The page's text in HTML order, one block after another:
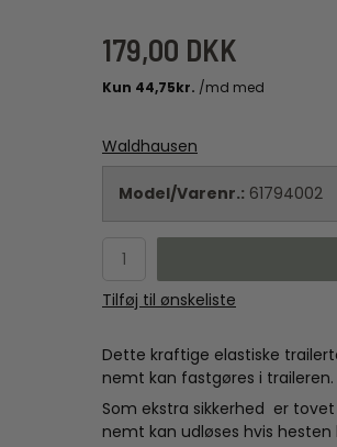
179,00 DKK
Waldhausen
Model/Varenr.: 61794002
Tilføj til ønskeliste
Dette kraftige elastiske
nemt kan fastgøres i traileren.
Som ekstra sikkerhed er
nemt kan udløses hvis hesten